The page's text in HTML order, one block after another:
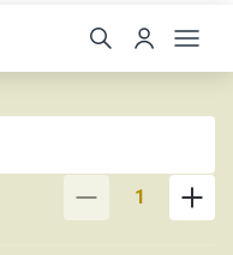
1